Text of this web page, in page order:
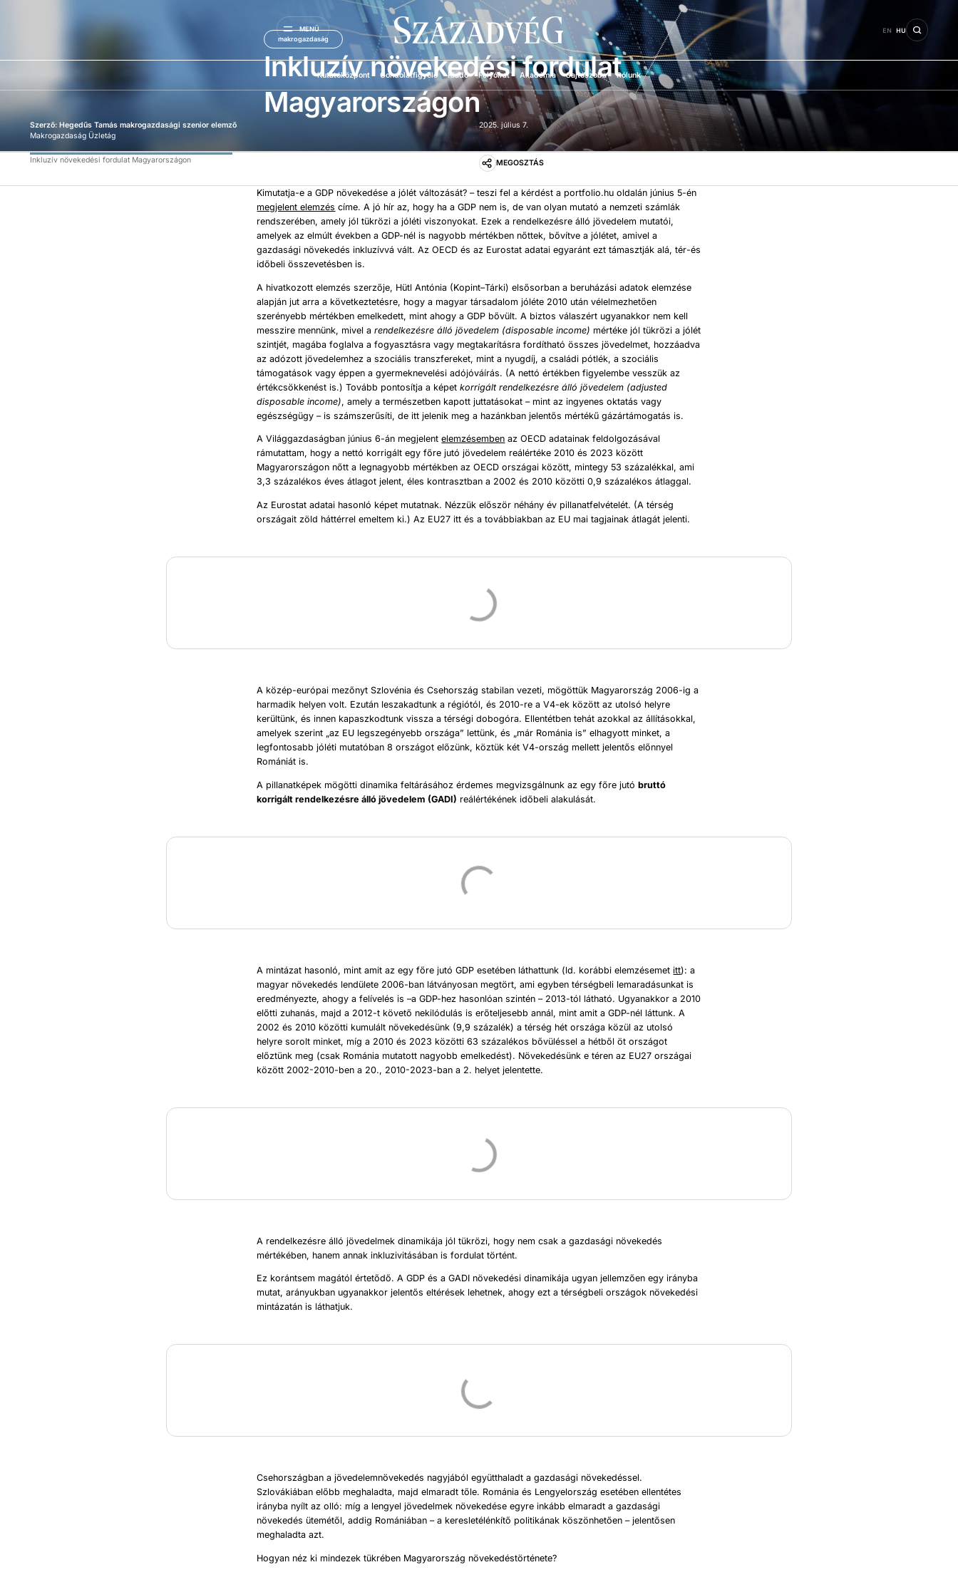
MENÜ EN HU
Kutatóközpont Gondolatfigyelő Kiadó Folyóirat Akadémia Sajtószoba Rólunk
makrogazdaság
Inkluzív növekedési fordulat
Magyarországon
Szerző: Hegedűs Tamás makrogazdasági szenior elemző
Makrogazdaság Üzletág
2025. július 7.
Inkluzív növekedési fordulat Magyarországon MEGOSZTÁS
Kimutatja-e a GDP növekedése a jólét változását? – teszi fel a kérdést a portfolio.hu oldalán június 5-én
megjelent elemzés címe. A jó hír az, hogy ha a GDP nem is, de van olyan mutató a nemzeti számlák
rendszerében, amely jól tükrözi a jóléti viszonyokat. Ezek a rendelkezésre álló jövedelem mutatói,
amelyek az elmúlt években a GDP-nél is nagyobb mértékben nőttek, bővítve a jólétet, amivel a
gazdasági növekedés inkluzívvá vált. Az OECD és az Eurostat adatai egyaránt ezt támasztják alá, tér-és
időbeli összevetésben is.
A hivatkozott elemzés szerzője, Hütl Antónia (Kopint–Tárki) elsősorban a beruházási adatok elemzése
alapján jut arra a következtetésre, hogy a magyar társadalom jóléte 2010 után vélelmezhetően
szerényebb mértékben emelkedett, mint ahogy a GDP bővült. A biztos válaszért ugyanakkor nem kell
messzire mennünk, mivel arendelkezésre álló jövedelem (disposable income) mértéke jól tükrözi a jólét
szintjét, magába foglalva a fogyasztásra vagy megtakarításra fordítható összes jövedelmet, hozzáadva
az adózott jövedelemhez a szociális transzfereket, mint a nyugdíj, a családi pótlék, a szociális
támogatások vagy éppen a gyermeknevelési adójóváírás. (A nettó értékben figyelembe vesszük az
értékcsökkenést is.) Tovább pontosítja a képetkorrigált rendelkezésre álló jövedelem (adjusted
disposable income), amely a természetben kapott juttatásokat – mint az ingyenes oktatás vagy
egészségügy – is számszerűsíti, de itt jelenik meg a hazánkban jelentős mértékű gázártámogatás is.
A Világgazdaságban június 6-án megjelentelemzésemben az OECD adatainak feldolgozásával
rámutattam, hogy a nettó korrigált egy főre jutó jövedelem reálértéke 2010 és 2023 között
Magyarországon nőtt a legnagyobb mértékben az OECD országai között, mintegy 53 százalékkal, ami
3,3 százalékos éves átlagot jelent, éles kontrasztban a 2002 és 2010 közötti 0,9 százalékos átlaggal.
Az Eurostat adatai hasonló képet mutatnak. Nézzük először néhány év pillanatfelvételét. (A térség
országait zöld háttérrel emeltem ki.) Az EU27 itt és a továbbiakban az EU mai tagjainak átlagát jelenti.
A közép-európai mezőnyt Szlovénia és Csehország stabilan vezeti, mögöttük Magyarország 2006-ig a
harmadik helyen volt. Ezután leszakadtunk a régiótól, és 2010-re a V4-ek között az utolsó helyre
kerültünk, és innen kapaszkodtunk vissza a térségi dobogóra. Ellentétben tehát azokkal az állításokkal,
amelyek szerint „az EU legszegényebb országa” lettünk, és „már Románia is” elhagyott minket, a
legfontosabb jóléti mutatóban 8 országot előzünk, köztük két V4-ország mellett jelentős előnnyel
Romániát is.
A pillanatképek mögötti dinamika feltárásához érdemes megvizsgálnunk az egy főre jutóbruttó
korrigált rendelkezésre álló jövedelem (GADI) reálértékének időbeli alakulását.
A mintázat hasonló, mint amit az egy főre jutó GDP esetében láthattunk (ld. korábbi elemzésemetitt): a
magyar növekedés lendülete 2006-ban látványosan megtört, ami egyben térségbeli lemaradásunkat is
eredményezte, ahogy a felívelés is –a GDP-hez hasonlóan szintén – 2013-tól látható. Ugyanakkor a 2010
előtti zuhanás, majd a 2012-t követő nekilódulás is erőteljesebb annál, mint amit a GDP-nél láttunk. A
2002 és 2010 közötti kumulált növekedésünk (9,9 százalék) a térség hét országa közül az utolsó
helyre sorolt minket, míg a 2010 és 2023 közötti 63 százalékos bővüléssel a hétből öt országot
előztünk meg (csak Románia mutatott nagyobb emelkedést). Növekedésünk e téren az EU27 országai
között 2002-2010-ben a 20., 2010-2023-ban a 2. helyet jelentette.
A rendelkezésre álló jövedelmek dinamikája jól tükrözi, hogy nem csak a gazdasági növekedés
mértékében, hanem annak inkluzivitásában is fordulat történt.
Ez korántsem magától értetődő. A GDP és a GADI növekedési dinamikája ugyan jellemzően egy irányba
mutat, arányukban ugyanakkor jelentős eltérések lehetnek, ahogy ezt a térségbeli országok növekedési
mintázatán is láthatjuk.
Csehországban a jövedelemnövekedés nagyjából együtthaladt a gazdasági növekedéssel.
Szlovákiában előbb meghaladta, majd elmaradt tőle. Románia és Lengyelország esetében ellentétes
irányba nyílt az olló: míg a lengyel jövedelmek növekedése egyre inkább elmaradt a gazdasági
növekedés ütemétől, addig Romániában – a keresletélénkítő politikának köszönhetően – jelentősen
meghaladta azt.
Hogyan néz ki mindezek tükrében Magyarország növekedéstörténete?